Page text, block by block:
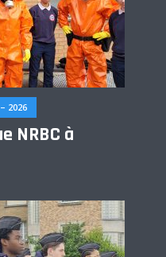
2026
NRBC à